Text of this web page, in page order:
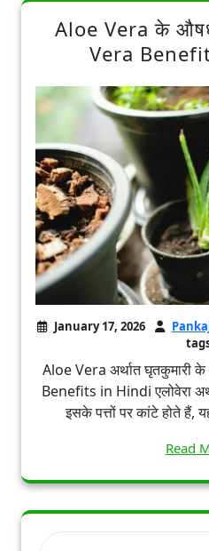
Aloe Vera के
Vera
January 17, 2026
Aloe Vera अर्थात
Benefits in Hindi एलोवेरा
इसके पत्तों पर कांटे होते हैं,
Read